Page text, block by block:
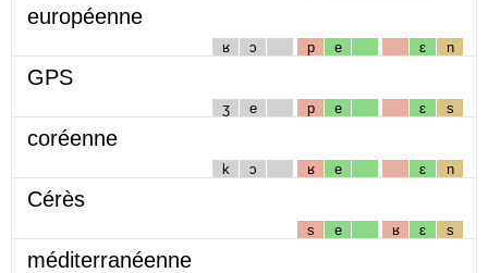
européenne
ʁ ɔ p e ɛ n
GPS
ʒ e p e ɛ s
coréenne
k ɔ ʁ e ɛ n
Cérès
s e ʁ ɛ s
méditerranéenne